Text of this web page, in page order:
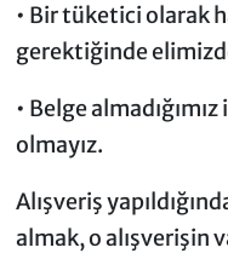
• Bir tüketici olarak
gerektiğinde
• Belge
olmayız.
Alışveriş
almak, o alışverişin